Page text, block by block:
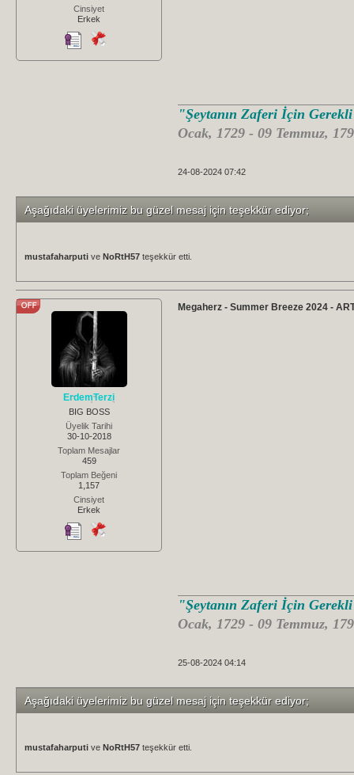
Cinsiyet
Erkek
"Şeytanın Zaferi İçin
Ocak, 1729 - 09 Temmuz,
24-08-2024 07:42
Aşağıdaki üyelerimiz bu güzel mesaj için teşekkür ediyor;
mustafaharputi ve NoRtH57 teşekkür etti.
ErdemTerzi
BIG BOSS
Üyelik Tarihi
30-10-2018
Toplam Mesajlar
459
Toplam Beğeni
1,157
Cinsiyet
Erkek
Megaherz - Summer Breeze 2024 -
"Şeytanın Zaferi İçin
Ocak, 1729 - 09 Temmuz,
25-08-2024 04:14
Aşağıdaki üyelerimiz bu güzel mesaj için teşekkür ediyor;
mustafaharputi ve NoRtH57 teşekkür etti.